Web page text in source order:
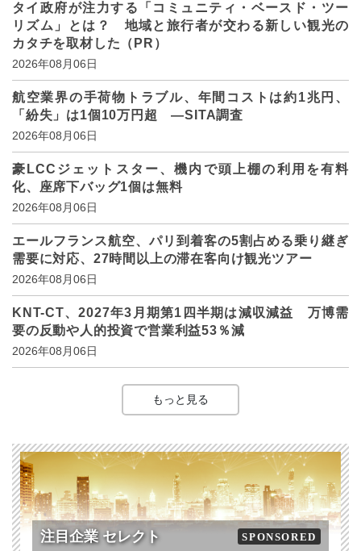
タイ政府が注力する「コミュニティ・ベースド・ツー
リズム」とは？ 地域と旅行者が交わる新しい観光の
カタチを取材した（PR）
2026年08月06日
航空業界の手荷物トラブル、年間コストは約1兆円、
「紛失」は1個10万円超 ―SITA調査
2026年08月06日
豪LCCジェットスター、機内で頭上棚の利用を有料
化、座席下バッグ1個は無料
2026年08月06日
エールフランス航空、パリ到着客の5割占める乗り継ぎ
需要に対応、27時間以上の滞在客向け観光ツアー
2026年08月06日
KNT-CT、2027年3月期第1四半期は減収減益 万博需
要の反動や人的投資で営業利益53％減
2026年08月06日
もっと見る
注目企業 セレクト SPONSORED